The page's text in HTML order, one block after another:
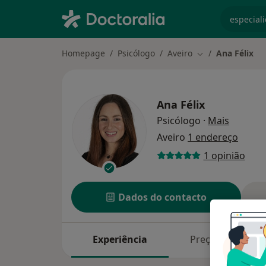
Homepage Psicólogo Aveiro Mudar de cidade
Ana Félix
Ana Félix
Psicólogo · Mais
Aveiro 1 endereço
1 opinião
Dados do contacto
Experiência Preços